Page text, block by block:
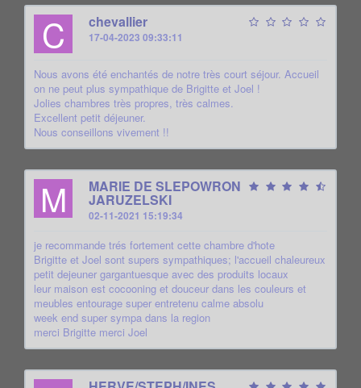
C chevallier
17-04-2023 09:33:11
Nous avons été enchantés de notre très court séjour. Accueil
on ne peut plus sympathique de Brigitte et Joel !
Jolies chambres très propres, très calmes.
Excellent petit déjeuner.
Nous conseillons vivement !!
M MARIE DE SLEPOWRON
JARUZELSKI
02-11-2021 15:19:34
je recommande trés fortement cette chambre d'hote
Brigitte et Joel sont supers sympathiques; l'accueil chaleureux
petit dejeuner gargantuesque avec des produits locaux
leur maison est cocooning et douceur dans les couleurs et
meubles entourage super entretenu calme absolu
week end super sympa dans la region
merci Brigitte merci Joel